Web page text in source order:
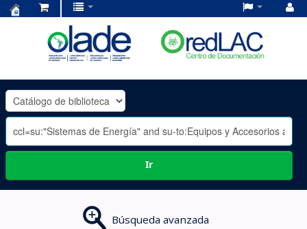
OLADE
-
Ir
Búsqueda avanzada